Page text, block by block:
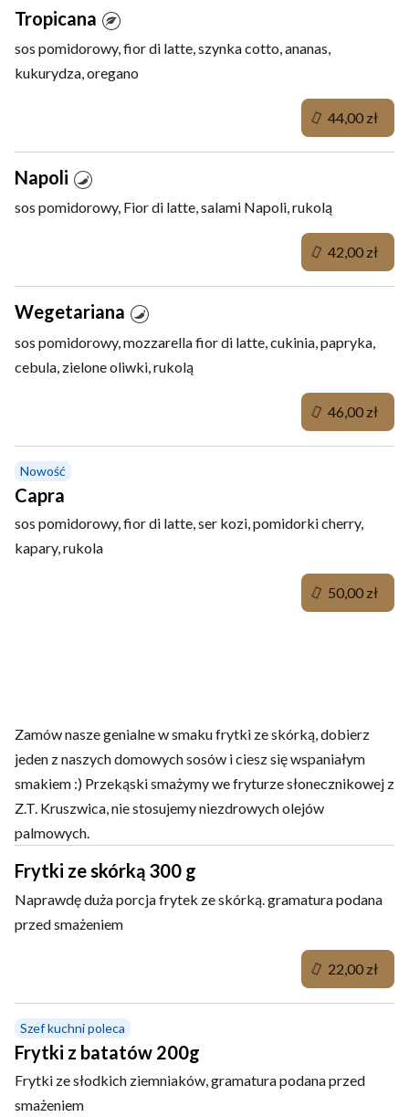
Tropicana
sos pomidorowy, fior di latte, szynka cotto, ananas,
kukurydza, oregano
Napoli
sos pomidorowy, Fior di latte, salami Napoli, rukolą
Wegetariana
sos pomidorowy, mozzarella fior di latte, cukinia, papryka,
cebula, zielone oliwki, rukolą
Nowość
Capra
sos pomidorowy, fior di latte, ser kozi, pomidorki cherry,
kapary, rukola
Zamów nasze genialne w smaku frytki ze skórką, dobierz
jeden z naszych domowych sosów i ciesz się wspaniałym
smakiem :) Przekąski smażymy we fryturze słonecznikowej z
Z.T. Kruszwica, nie stosujemy niezdrowych olejów
palmowych.
Frytki ze skórką 300 g
Naprawdę duża porcja frytek ze skórką. gramatura podana
przed smażeniem
Szef kuchni poleca
Frytki z batatów 200g
Frytki ze słodkich ziemniaków, gramatura podana przed
smażeniem